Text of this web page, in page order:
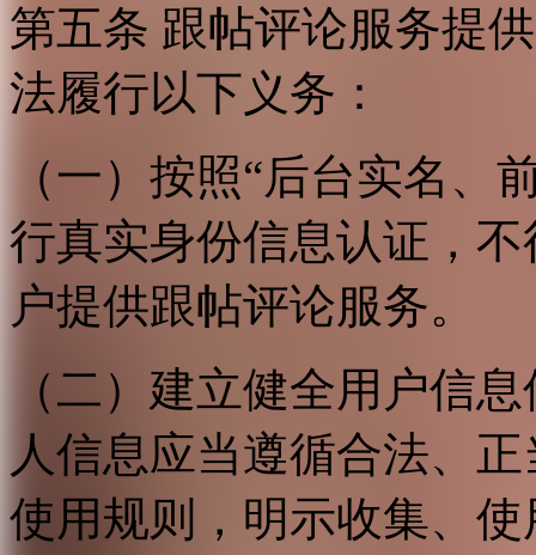
第五条 跟帖评论服务提
法履行以下义务：
（一）按照“后台实名、
行真实身份信息认证，
户提供跟帖评论服务。
（二）建立健全用户信
人信息应当遵循合法、
使用规则，明示收集、